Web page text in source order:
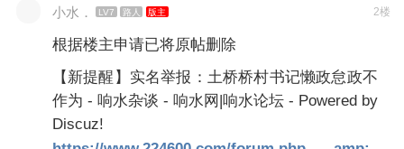
小水． LV7 路人 版主 2楼
根据楼主申请已将原帖删除
【新提醒】实名举报：土桥桥村书记懒政怠政不
作为 - 响水杂谈 - 响水网|响水论坛 - Powered by
Discuz!